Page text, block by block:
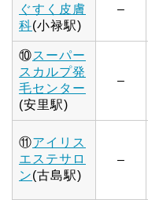
ぐすく皮膚
科(小禄駅)
–
⑩スーパー
スカルプ発
毛センター
(安里駅)
–
⑪アイリス
エステサロ
ン(古島駅)
–